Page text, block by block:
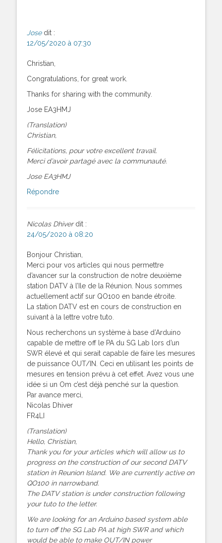
Jose dit :
12/05/2020 à 07:30
Christian,
Congratulations, for great work.
Thanks for sharing with the community.
Jose EA3HMJ
(Translation)
Christian,
Félicitations, pour votre excellent travail.
Merci d’avoir partagé avec la communauté.
Jose EA3HMJ
Répondre
Nicolas Dhiver dit :
24/05/2020 à 08:20
Bonjour Christian,
Merci pour vos articles qui nous permettre
d’avancer sur la construction de notre deuxième
station DATV à l’Ile de la Réunion. Nous sommes
actuellement actif sur QO100 en bande étroite.
La station DATV est en cours de construction en
suivant à la lettre votre tuto.
Nous recherchons un système à base d’Arduino
capable de mettre off le PA du SG Lab lors d’un
SWR élevé et qui serait capable de faire les mesures
de puissance OUT/IN. Ceci en utilisant les points de
mesures en tension prévu à cet effet. Avez vous une
idée si un Om c’est déjà penché sur la question.
Par avance merci,
Nicolas Dhiver
FR4LI
(Translation)
Hello, Christian,
Thank you for your articles which will allow us to
progress on the construction of our second DATV
station in Reunion Island. We are currently active on
QO100 in narrowband.
The DATV station is under construction following
your tuto to the letter.
We are looking for an Arduino based system able
to turn off the SG Lab PA at high SWR and which
would be able to make OUT/IN power